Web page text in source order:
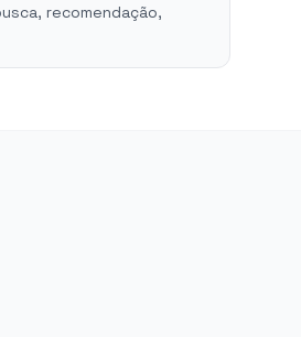
recomendação,